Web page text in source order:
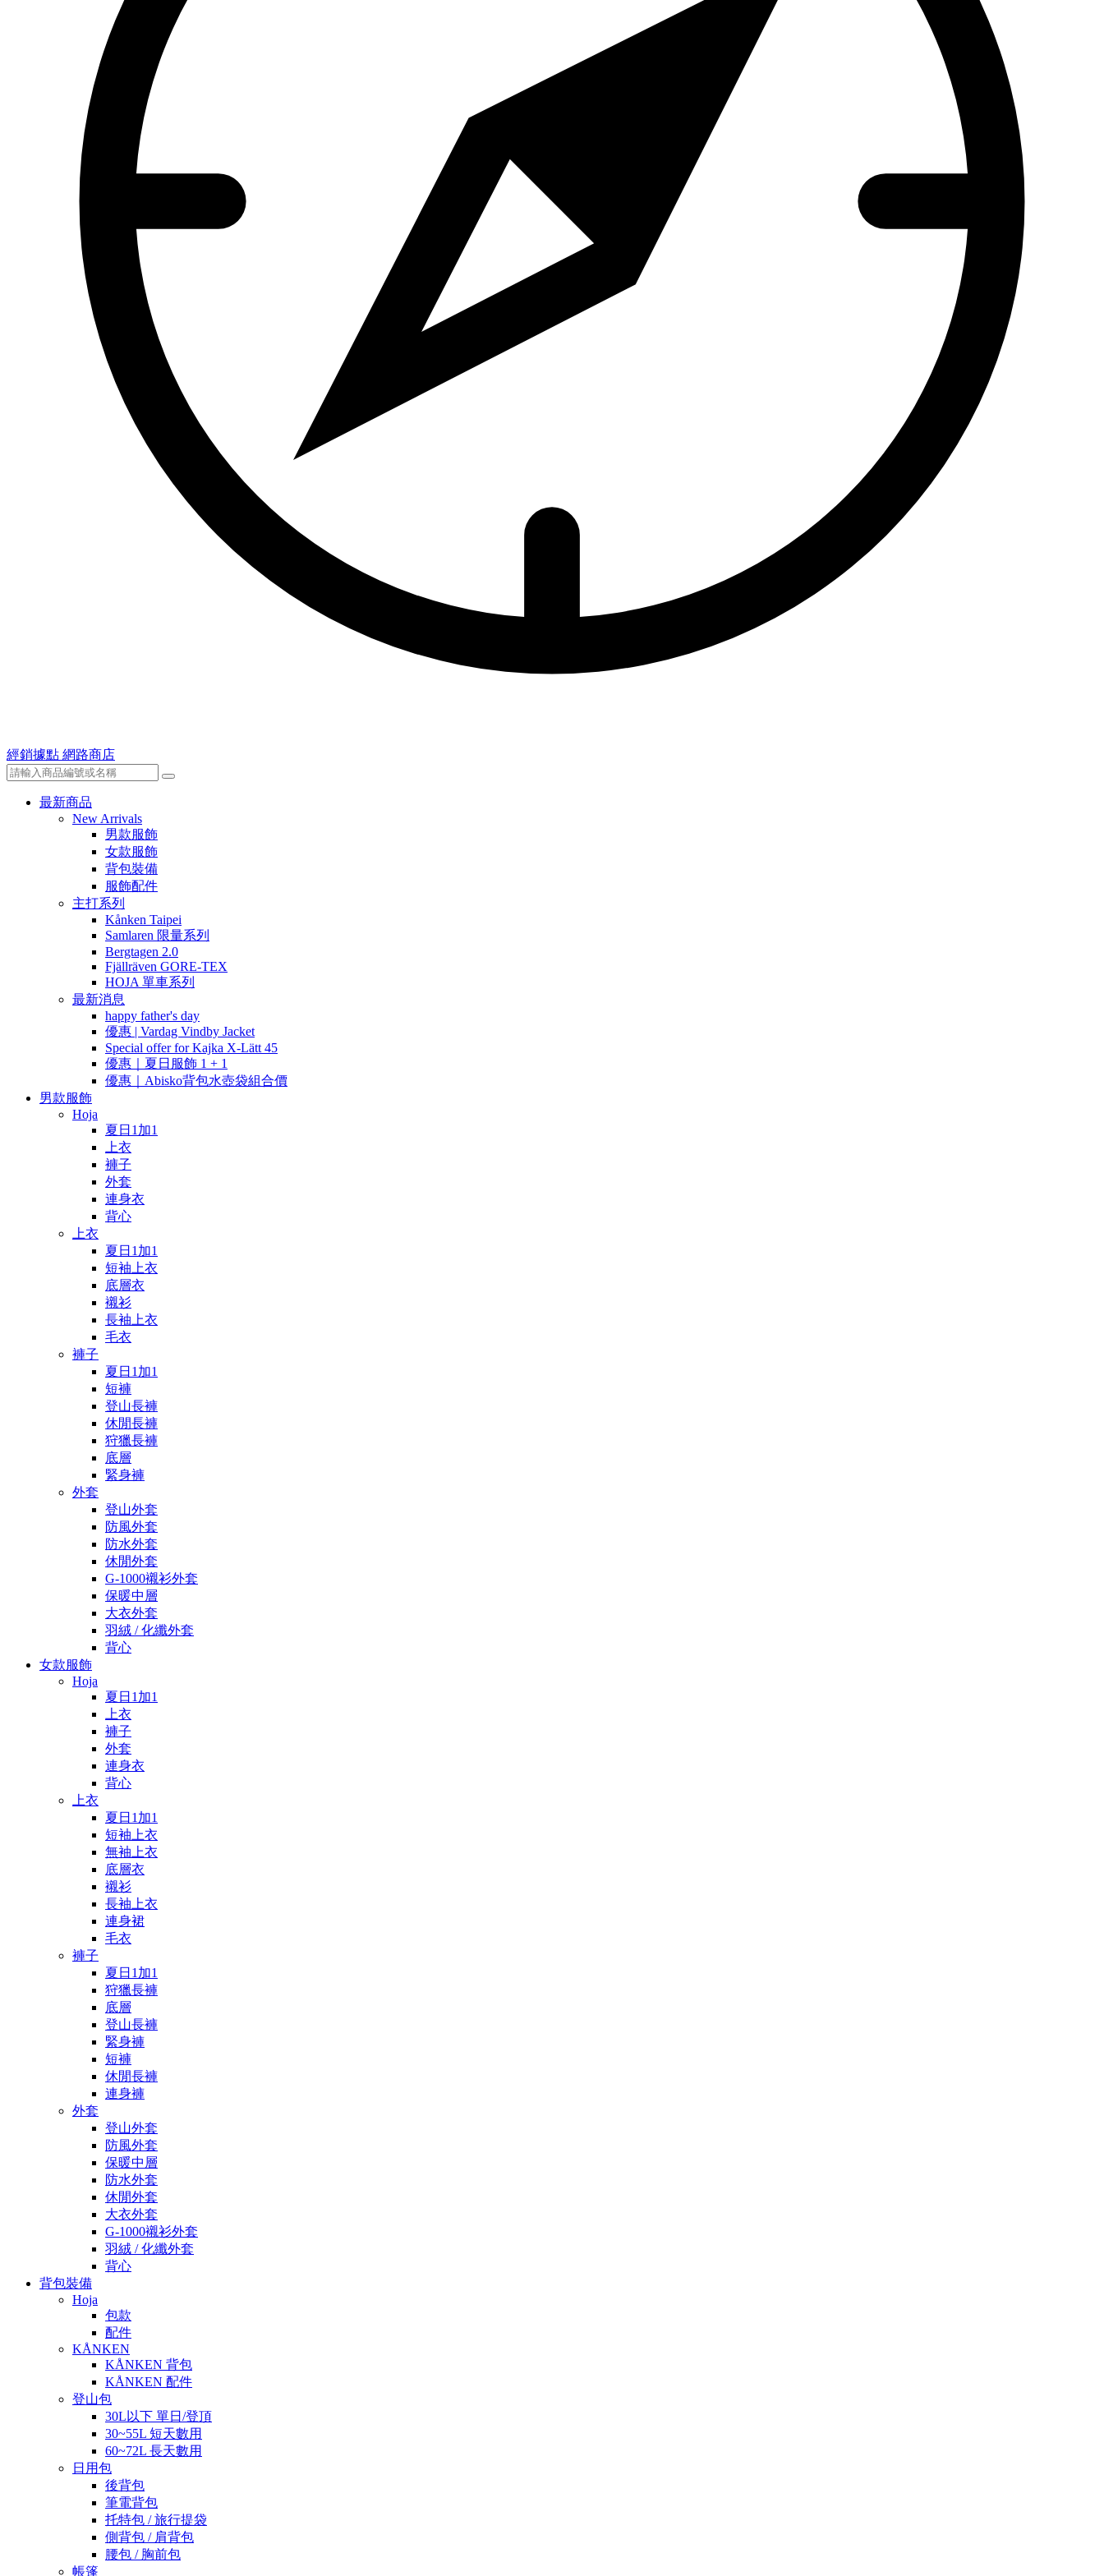
經銷據點 網路商店
最新商品
New Arrivals
男款服飾
女款服飾
背包裝備
服飾配件
主打系列
Kånken Taipei
Samlaren 限量系列
Bergtagen 2.0
Fjällräven GORE-TEX
HOJA 單車系列
最新消息
happy father's day
優惠 | Vardag Vindby Jacket
Special offer for Kajka X-Lätt 45
優惠｜夏日服飾 1 + 1
優惠｜Abisko背包水壺袋組合價
男款服飾
Hoja
夏日1加1
上衣
褲子
外套
連身衣
背心
上衣
夏日1加1
短袖上衣
底層衣
襯衫
長袖上衣
毛衣
褲子
夏日1加1
短褲
登山長褲
休閒長褲
狩獵長褲
底層
緊身褲
外套
登山外套
防風外套
防水外套
休閒外套
G-1000襯衫外套
保暖中層
大衣外套
羽絨 / 化纖外套
背心
女款服飾
Hoja
夏日1加1
上衣
褲子
外套
連身衣
背心
上衣
夏日1加1
短袖上衣
無袖上衣
底層衣
襯衫
長袖上衣
連身裙
毛衣
褲子
夏日1加1
狩獵長褲
底層
登山長褲
緊身褲
短褲
休閒長褲
連身褲
外套
登山外套
防風外套
保暖中層
防水外套
休閒外套
大衣外套
G-1000襯衫外套
羽絨 / 化纖外套
背心
背包裝備
Hoja
包款
配件
KÅNKEN
KÅNKEN 背包
KÅNKEN 配件
登山包
30L以下 單日/登頂
30~55L 短天數用
60~72L 長天數用
日用包
後背包
筆電背包
托特包 / 旅行提袋
側背包 / 肩背包
腰包 / 胸前包
帳篷